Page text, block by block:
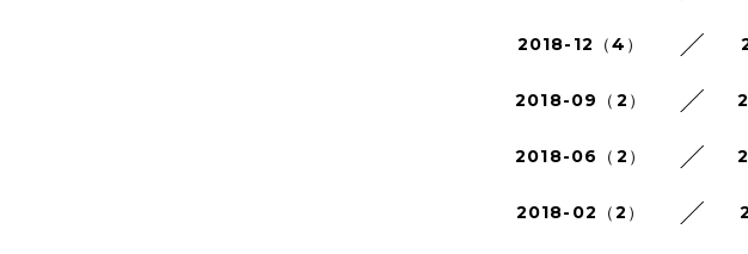
2018-12（4）
2018-09（2）
2018-06（2）
2018-02（2）